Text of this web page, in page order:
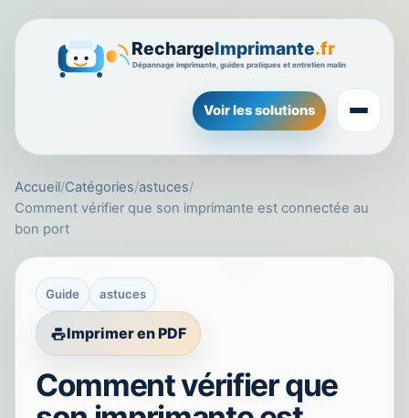
Voir les solutions
Accueil/Catégories/astuces/
Comment vérifier que son imprimante est connectée au
bon port
Guide astuces
Imprimer en PDF
Comment vérifier que